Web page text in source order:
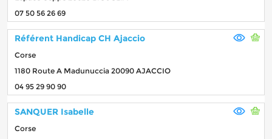
07 50 56 26 69
Référent Handicap CH Ajaccio
Corse
1180 Route A Madunuccia 20090 AJACCIO
04 95 29 90 90
SANQUER Isabelle
Corse